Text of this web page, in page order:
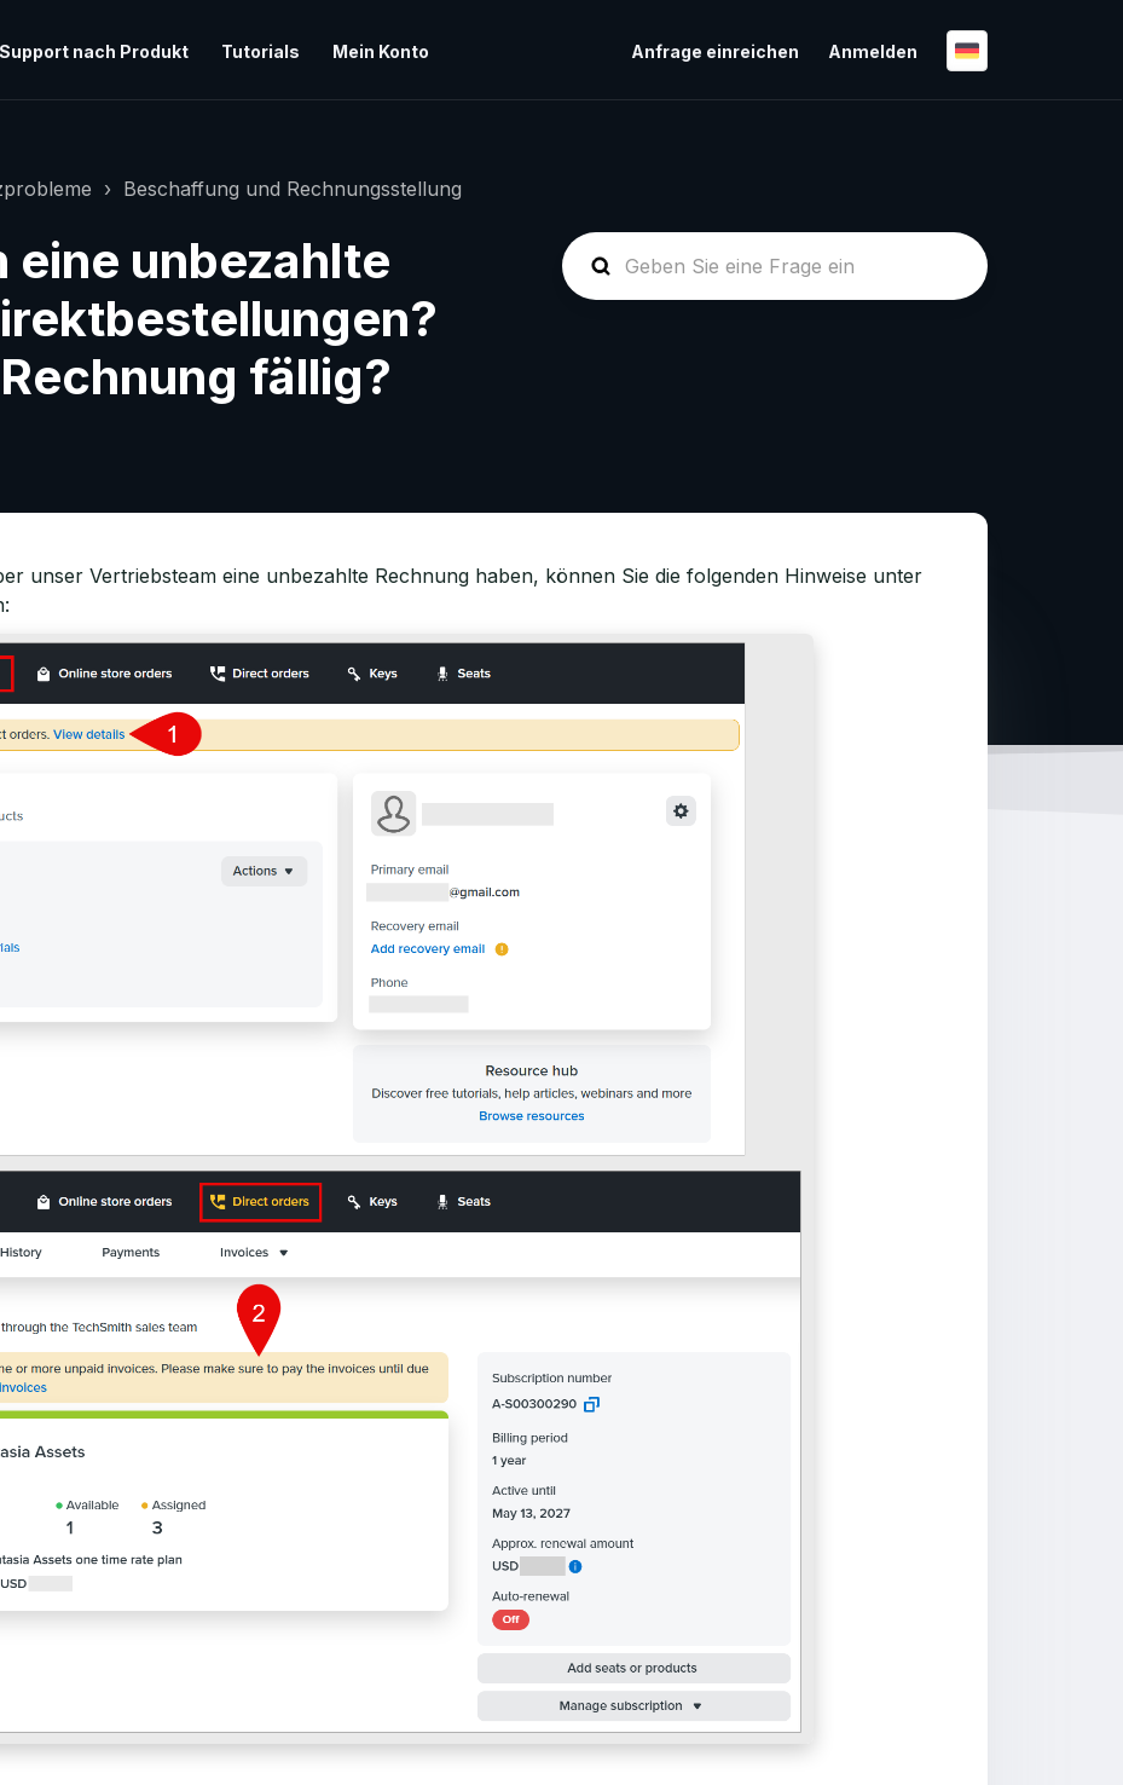
Support nach Produkt Tutorials Mein Konto Anfrage einreichen Anmelden
Beschaffung und Rechnungsstellung
eine unbezahlte
fällig?
unser Vertriebsteam eine unbezahlte Rechnung haben, können Sie die folgenden Hinweise unter